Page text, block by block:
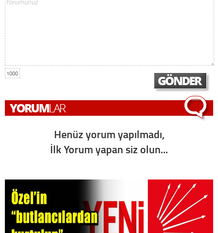
1000
Henüz yorum yapılmadı,
İlk Yorum yapan siz olun...